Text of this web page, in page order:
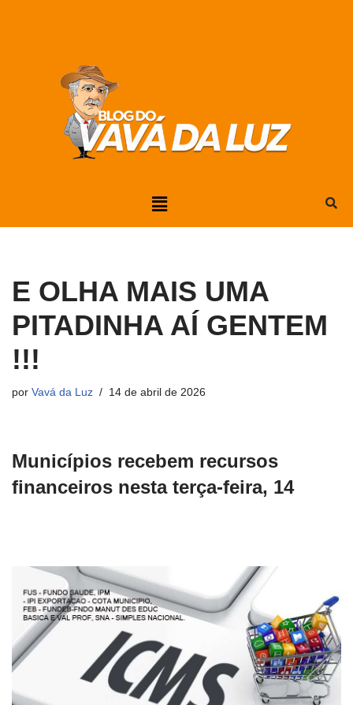
E OLHA MAIS UMA
PITADINHA AÍ GENTEM
!!!
por Vavá da Luz 14 de abril de 2026
Municípios recebem recursos
financeiros nesta terça-feira, 14